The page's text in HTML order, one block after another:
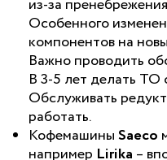
из-за
Особенного
компонентов на
Важно проводить
В 3-5 лет делать ТО
Обслуживать
работать.
Кофемашины Saeco
например Lirika –